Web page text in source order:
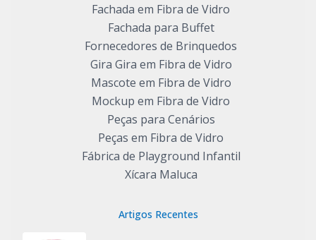
Fachada em Fibra de Vidro
Fachada para Buffet
Fornecedores de Brinquedos
Gira Gira em Fibra de Vidro
Mascote em Fibra de Vidro
Mockup em Fibra de Vidro
Peças para Cenários
Peças em Fibra de Vidro
Fábrica de Playground Infantil
Xícara Maluca
Artigos Recentes